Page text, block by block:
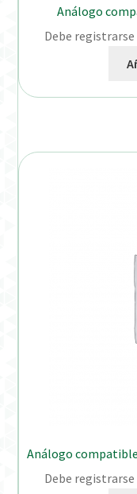
Análogo
Debe
Análogo
Debe